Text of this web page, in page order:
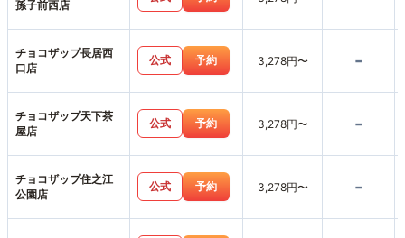
孫子前西店
チョコザップ長居西
口店
公式 予約 3,278円〜 -
チョコザップ天下茶
屋店
公式 予約 3,278円〜 -
チョコザップ住之江
公園店
公式 予約 3,278円〜 -